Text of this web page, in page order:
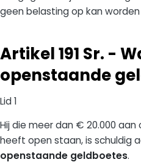
geen belasting op kan
Artikel 191 Sr. -
openstaande
Lid 1
Hij die meer dan € 20.000
heeft open staan, is schuldig
openstaande geldboetes.